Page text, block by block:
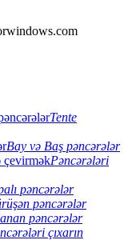
Tente
Bay və Baş pəncərələr
Pəncərələri
pəncərələr
pəncərələr
pəncərələr
çıxarın